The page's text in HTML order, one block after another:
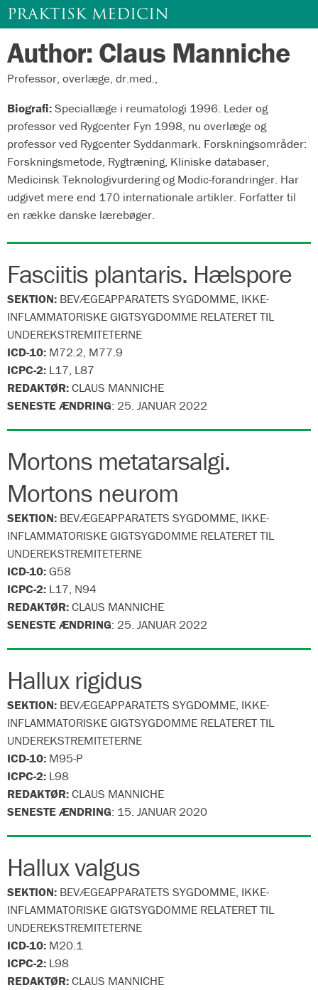
Gå
til
indhold
PRAKTISK MEDICIN
Author: Claus Manniche
Professor, overlæge, dr.med.,
Biografi:Speciallæge i reumatologi 1996. Leder og
professor ved Rygcenter Fyn 1998, nu overlæge og
professor ved Rygcenter Syddanmark. Forskningsområder:
Forskningsmetode, Rygtræning, Kliniske databaser,
Medicinsk Teknologivurdering og Modic-forandringer. Har
udgivet mere end 170 internationale artikler. Forfatter til
en række danske lærebøger.
Fasciitis plantaris. Hælspore
SEKTION: BEVÆGEAPPARATETS SYGDOMME, IKKE-
INFLAMMATORISKE GIGTSYGDOMME RELATERET TIL
UNDEREKSTREMITETERNE
ICD-10: M72.2, M77.9
ICPC-2: L17, L87
REDAKTØR:CLAUS MANNICHE
SENESTE ÆNDRING: 25. JANUAR 2022
Mortons metatarsalgi.
Mortons neurom
SEKTION: BEVÆGEAPPARATETS SYGDOMME, IKKE-
INFLAMMATORISKE GIGTSYGDOMME RELATERET TIL
UNDEREKSTREMITETERNE
ICD-10:G58
ICPC-2: L17, N94
REDAKTØR:CLAUS MANNICHE
SENESTE ÆNDRING: 25. JANUAR 2022
Hallux rigidus
SEKTION: BEVÆGEAPPARATETS SYGDOMME, IKKE-
INFLAMMATORISKE GIGTSYGDOMME RELATERET TIL
UNDEREKSTREMITETERNE
ICD-10: M95-P
ICPC-2: L98
REDAKTØR:CLAUS MANNICHE
SENESTE ÆNDRING: 15. JANUAR 2020
Hallux valgus
SEKTION: BEVÆGEAPPARATETS SYGDOMME, IKKE-
INFLAMMATORISKE GIGTSYGDOMME RELATERET TIL
UNDEREKSTREMITETERNE
ICD-10: M20.1
ICPC-2: L98
REDAKTØR:CLAUS MANNICHE